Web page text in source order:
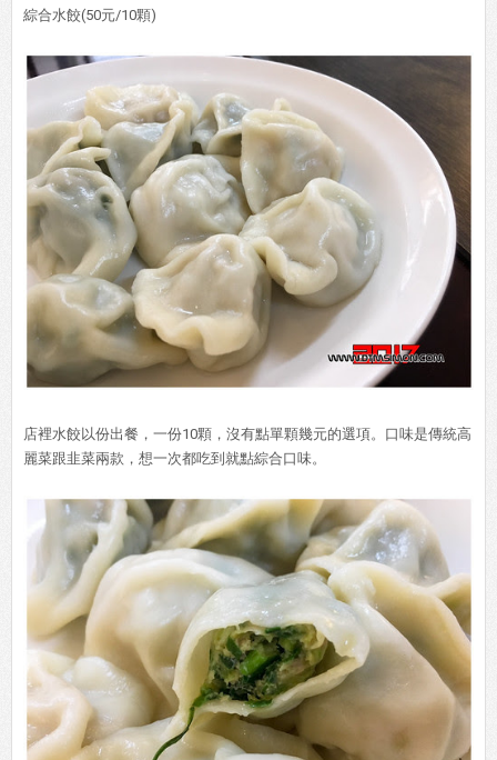
綜合水餃(50元/10顆)
店裡水餃以份出餐，一份10顆，沒有點單顆幾元的選項。口味是傳統高
麗菜跟韭菜兩款，想一次都吃到就點綜合口味。